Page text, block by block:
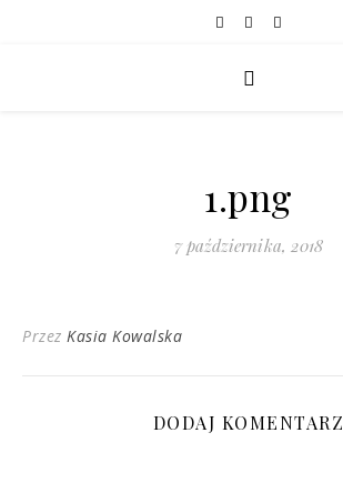
1.png
7 października, 2018
Przez Kasia Kowalska
DODAJ KOMENTARZ